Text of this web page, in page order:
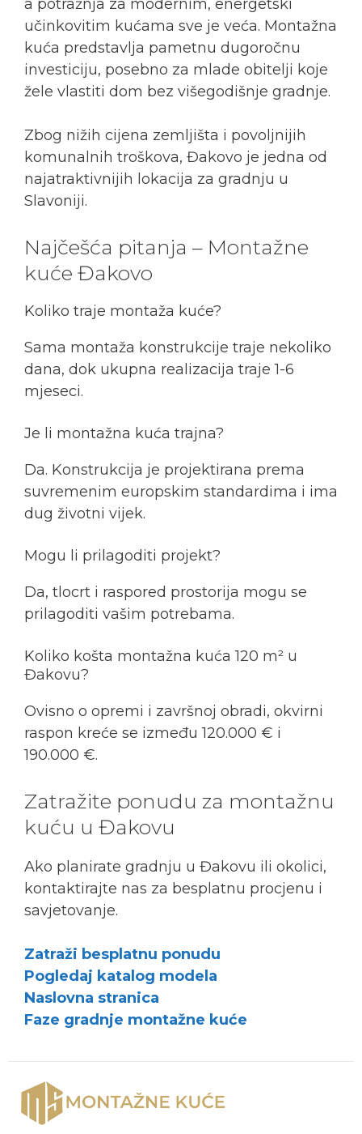
a potražnja za modernim, energetski
učinkovitim kućama sve je veća. Montažna
kuća predstavlja pametnu dugoročnu
investiciju, posebno za mlade obitelji koje
žele vlastiti dom bez višegodišnje gradnje.
Zbog nižih cijena zemljišta i povoljnijih
komunalnih troškova, Đakovo je jedna od
najatraktivnijih lokacija za gradnju u
Slavoniji.
Najčešća pitanja – Montažne
kuće Đakovo
Koliko traje montaža kuće?
Sama montaža konstrukcije traje nekoliko
dana, dok ukupna realizacija traje 1-6
mjeseci.
Je li montažna kuća trajna?
Da. Konstrukcija je projektirana prema
suvremenim europskim standardima i ima
dug životni vijek.
Mogu li prilagoditi projekt?
Da, tlocrt i raspored prostorija mogu se
prilagoditi vašim potrebama.
Koliko košta montažna kuća 120 m² u
Đakovu?
Ovisno o opremi i završnoj obradi, okvirni
raspon kreće se između 120.000 € i
190.000 €.
Zatražite ponudu za montažnu
kuću u Đakovu
Ako planirate gradnju u Đakovu ili okolici,
kontaktirajte nas za besplatnu procjenu i
savjetovanje.
Zatraži besplatnu ponudu
Pogledaj katalog modela
Naslovna stranica
Faze gradnje montažne kuće